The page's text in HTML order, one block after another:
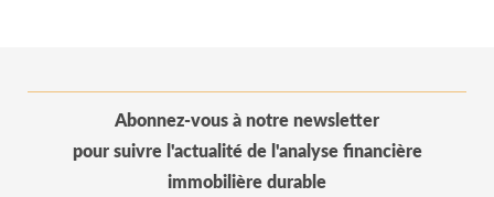
Abonnez-vous à notre newsletter
pour suivre l'actualité de l'analyse financière
immobilière durable